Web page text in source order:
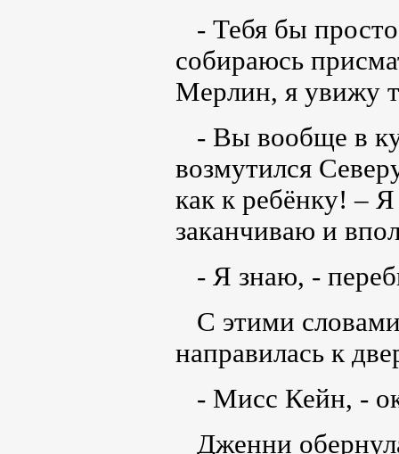
- Тебя бы
собираюсь
Мерлин, я увижу
- Вы вообще в
возмутился
как к ребёнку! –
заканчиваю и
- Я знаю, -
С этими словами
направилась к
- Мисс Кейн, -
Дженни